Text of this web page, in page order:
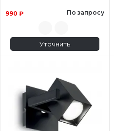
990 ₽ По запросу
Уточнить